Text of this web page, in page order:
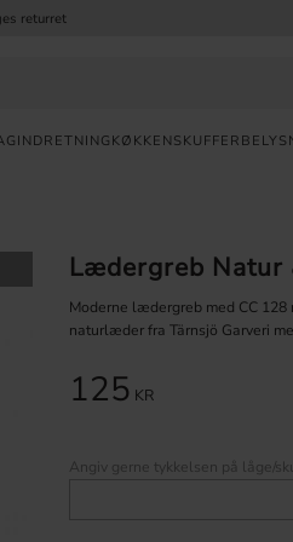
returret
INDRETNING KØKKENSKUFFER
Lædergreb Natur
Moderne lædergreb med CC 128
naturlæder fra Tärnsjö Garveri
125 KR
Angiv gerne tykkelsen på låge/
HURTIG
LEVERING
ÅBENT